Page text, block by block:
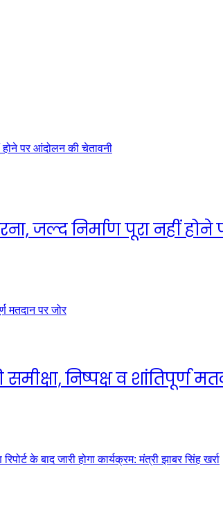
जल्द निर्माण पूरा नहीं
निष्पक्ष व शांतिपूर्ण